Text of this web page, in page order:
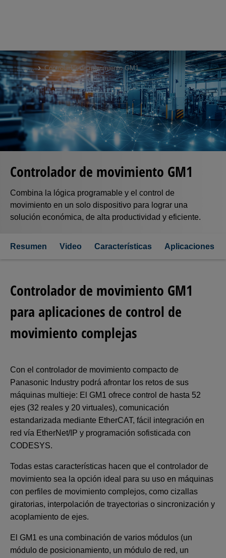
Skip
to
main
content
............ Controlador de movimiento GM1
Controlador de movimiento GM1
Combina la lógica programable y el control de
movimiento en un solo dispositivo para lograr una
solución económica, de alta productividad y eficiente.
Resumen Video Características Aplicaciones
Controlador de movimiento GM1
para aplicaciones de control de
movimiento complejas
Con el controlador de movimiento compacto de
Panasonic Industry podrá afrontar los retos de sus
máquinas multieje: El GM1 ofrece control de hasta 52
ejes (32 reales y 20 virtuales), comunicación
estandarizada mediante EtherCAT, fácil integración en
red vía EtherNet/IP y programación sofisticada con
CODESYS.
Todas estas características hacen que el controlador de
movimiento sea la opción ideal para su uso en máquinas
con perfiles de movimiento complejos, como cizallas
giratorias, interpolación de trayectorias o sincronización y
acoplamiento de ejes.
El GM1 es una combinación de varios módulos (un
módulo de posicionamiento, un módulo de red, un